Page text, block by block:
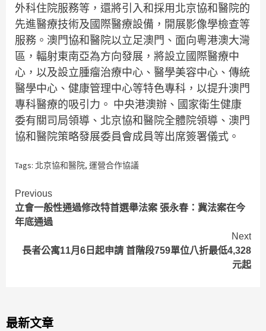
外科住院服務等，還將引入和採用北京協和醫院的
先進醫療技術及國際醫療設備，開展影像學檢查等
服務。澳門協和醫院以立足澳門、面向粵港澳大灣
區，輻射東南亞為方向發展，將設立國際醫療中
心，以及設立腫瘤治療中心、醫學美容中心、傳統
醫學中心、健康管理中心等特色專科，以提升澳門
專科醫療的吸引力。 中央港澳辦、國家衛生健康
委有關司局領導、北京協和醫院全體院領導、澳門
協和醫院策略發展委員會成員等出席簽署儀式。
Tags: 北京協和醫院, 運營合作協議
Continue
Reading
Previous
立會一般性通過修改特首選舉法案 張永春：冀法案在今
年底通過
Next
長者公寓11月6日起申請 首階段759單位八折最低4,328
元起
最新文章